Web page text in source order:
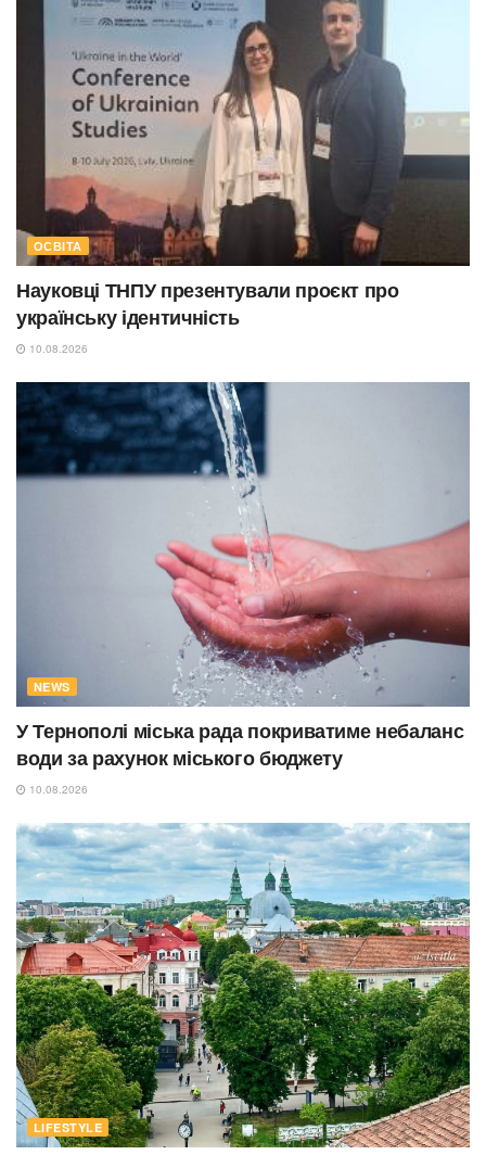
ОСВІТА
Науковці ТНПУ презентували проєкт про
українську ідентичність
10.08.2026
NEWS
У Тернополі міська рада покриватиме небаланс
води за рахунок міського бюджету
10.08.2026
LIFESTYLE